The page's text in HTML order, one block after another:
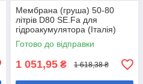
Мембрана (груша) 50-80
літрів D80 SE.Fa для
гідроакумулятора (Італія)
Готово до відправки
1 051,95 ₴ 1 618,38 ₴